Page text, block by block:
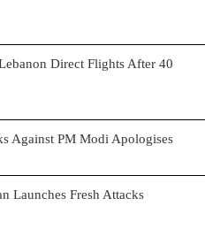
Direct Flights After 40
Against PM Modi Apologises
Launches Fresh Attacks